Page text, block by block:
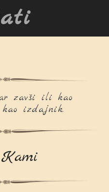
zavši ili kao
izdajnik.